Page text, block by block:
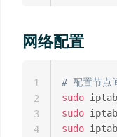
网络配置
# 配置节点
sudo
sudo
sudo
1
2
3
4